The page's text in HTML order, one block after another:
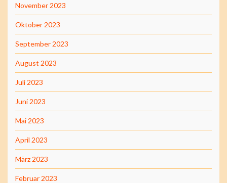
November 2023
Oktober 2023
September 2023
August 2023
Juli 2023
Juni 2023
Mai 2023
April 2023
März 2023
Februar 2023